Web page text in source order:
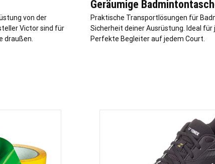
von der
Victor sind für
draußen.
Geräumige
Praktische Transportlösungen für
Sicherheit deiner Ausrüstung. Ideal für
Perfekte Begleiter auf jedem Court.